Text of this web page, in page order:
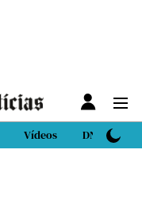
Vídeos DN Sport